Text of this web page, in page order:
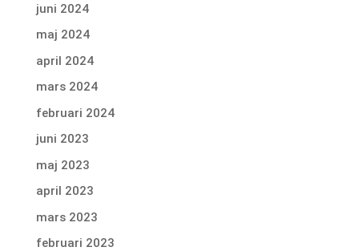
juni 2024
maj 2024
april 2024
mars 2024
februari 2024
juni 2023
maj 2023
april 2023
mars 2023
februari 2023